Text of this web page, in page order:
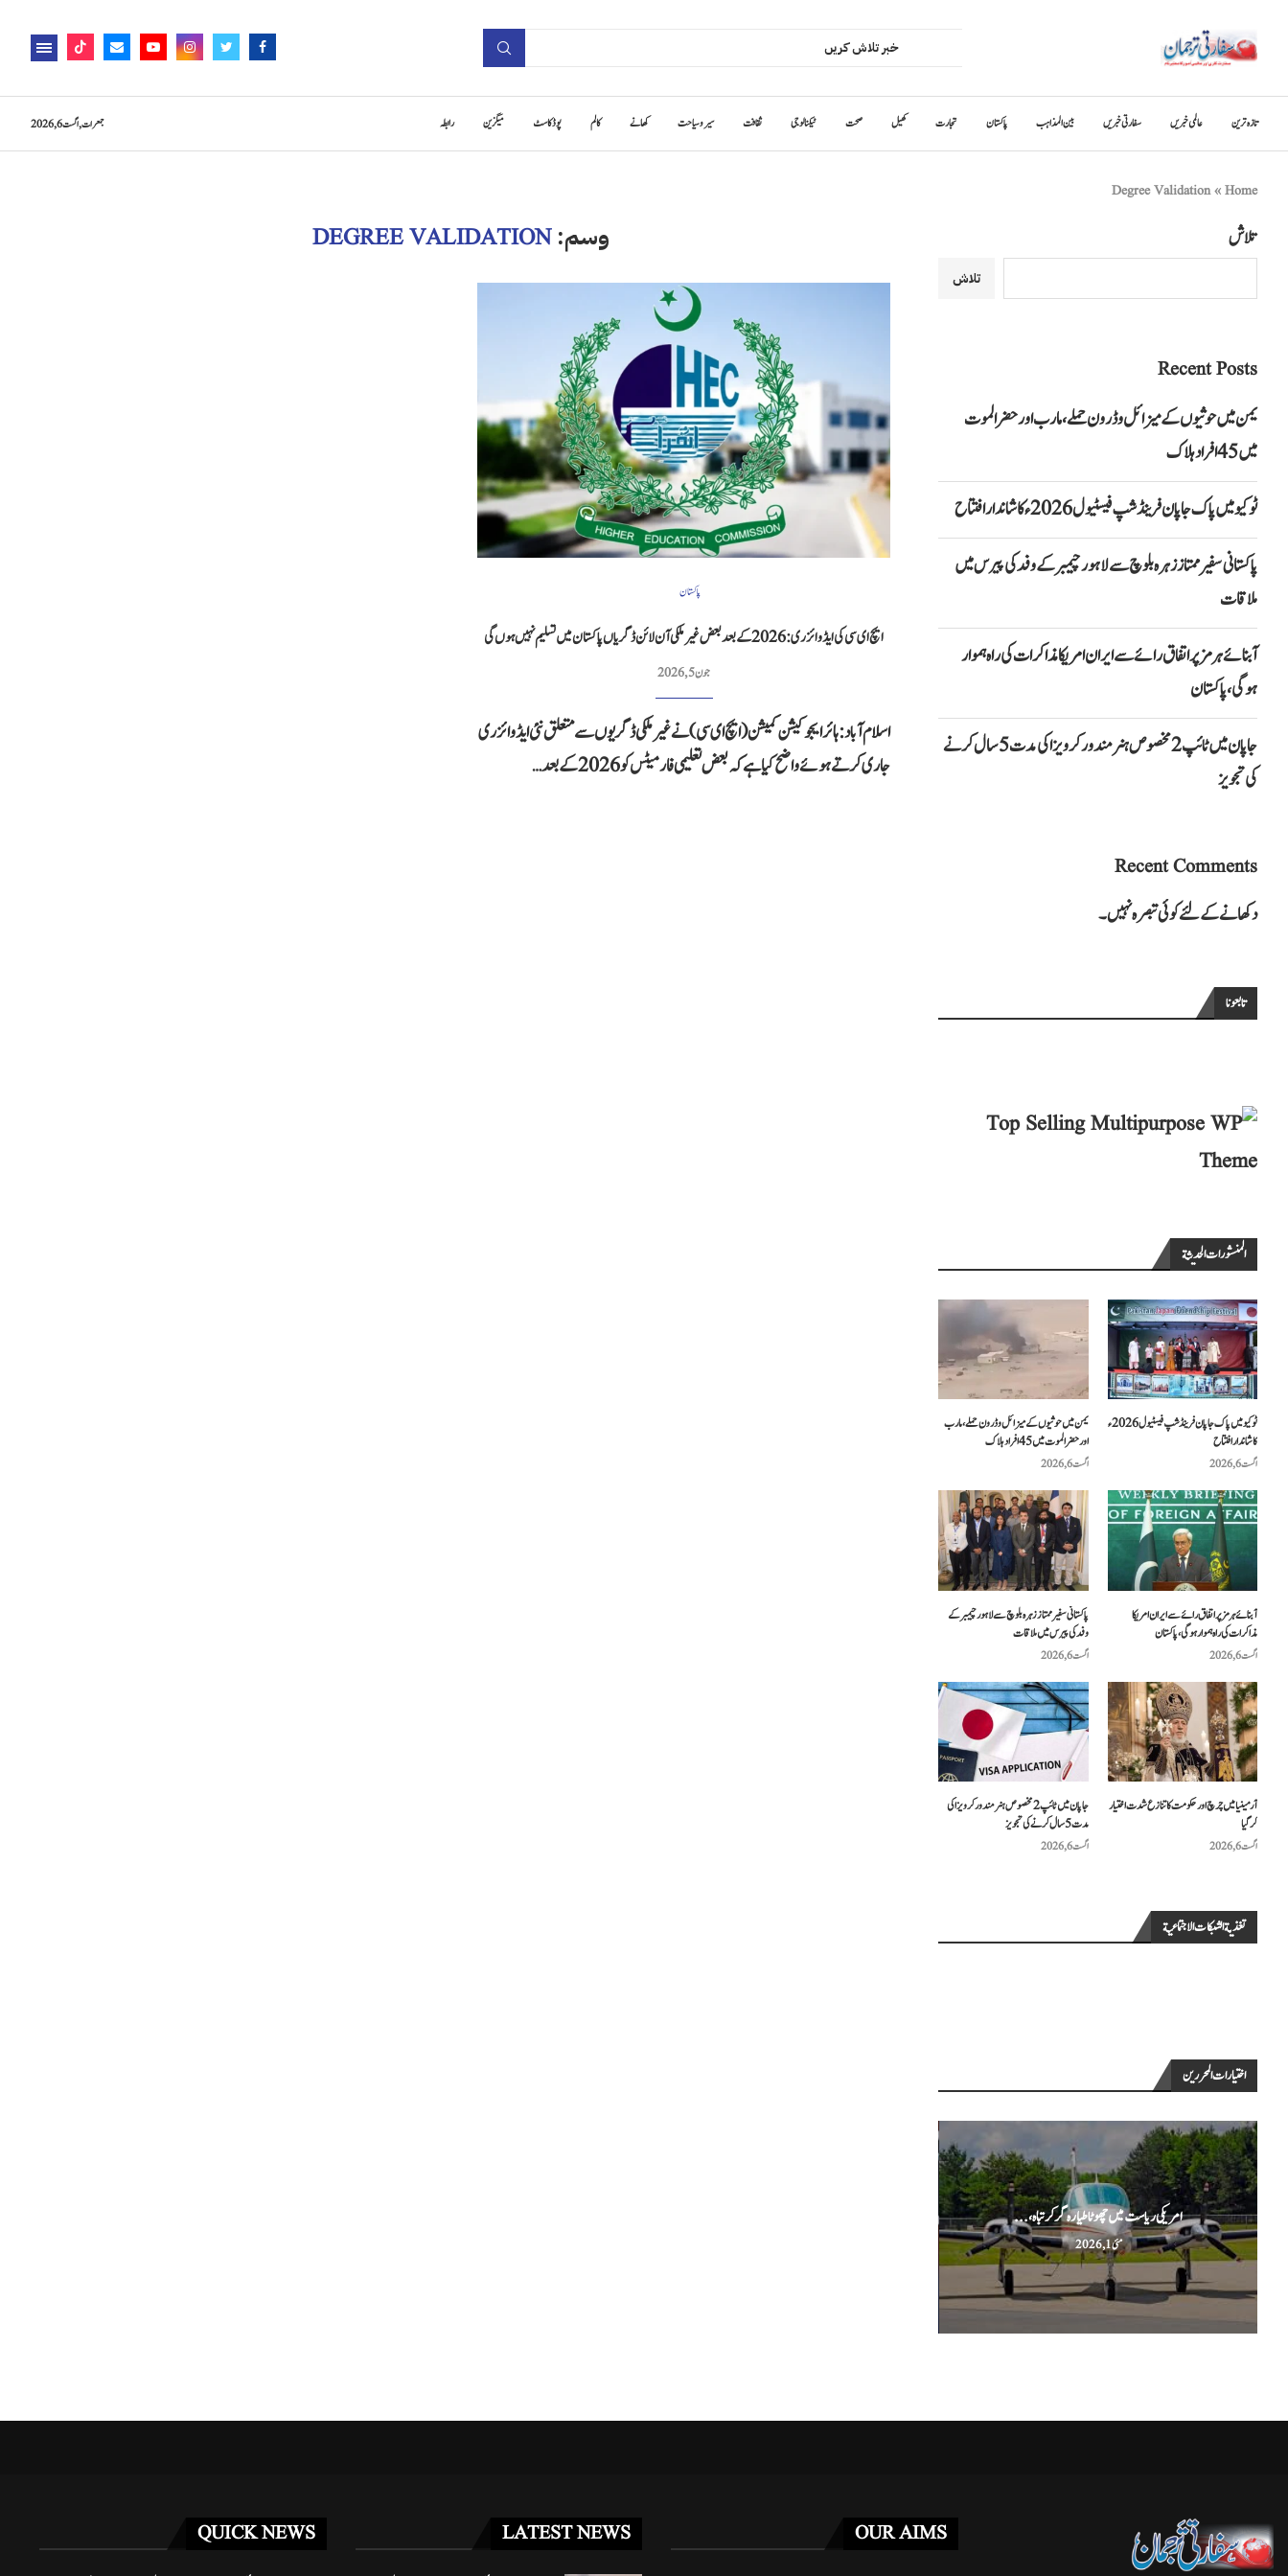
تازہ ترین عالمی خبریں سفارتی خبریں بین المذاہب پاکستان تجارت کھیل صحت ٹیکنالوجی ثقافت سیر و سیاحت کھانے کالم پوڈ کاسٹ میگزین رابطہ جمعرات, اگست 6, 2026
Home
»
Degree Validation
وسم:DEGREE VALIDATION
پاکستان
ایچ ای سی کی ایڈوائزری: 2026 کے بعد بعض غیر ملکی آن لائن ڈگریاں پاکستان میں تسلیم نہیں ہوں گی
جون 5, 2026
اسلام آباد: ہائر ایجوکیشن کمیشن (ایچ ای سی) نے غیر ملکی ڈگریوں سے متعلق نئی ایڈوائزری
جاری کرتے ہوئے واضح کیا ہے کہ بعض تعلیمی فارمیٹس کو 2026 کے بعد…
تلاش
تلاش
Recent Posts
یمن میں حوثیوں کے میزائل و ڈرون حملے، مارب اور حضرالموت
میں 45 افراد ہلاک
ٹوکیو میں پاک جاپان فرینڈشپ فیسٹیول 2026ء کا شاندار افتتاح
پاکستانی سفیر ممتاز زہرہ بلوچ سے لاہور چیمبر کے وفد کی پیرس میں
ملاقات
آبنائے ہرمز پر اتفاق رائے سے ایران امریکا مذاکرات کی راہ ہموار
ہوگی، پاکستان
جاپان میں ٹائپ 2 مخصوص ہنر مند ورکر ویزا کی مدت 5 سال کرنے
کی تجویز
Recent Comments
دکھانے کے لئے کوئی تبصرہ نہیں۔
تابعونا
المنشورات الحديثة
یمن میں حوثیوں کے میزائل و ڈرون حملے، مارب
اور حضرالموت میں 45 افراد ہلاک
اگست 6, 2026
ٹوکیو میں پاک جاپان فرینڈشپ فیسٹیول 2026ء
کا شاندار افتتاح
اگست 6, 2026
پاکستانی سفیر ممتاز زہرہ بلوچ سے لاہور چیمبر کے
وفد کی پیرس میں ملاقات
اگست 6, 2026
آبنائے ہرمز پر اتفاق رائے سے ایران امریکا
مذاکرات کی راہ ہموار ہوگی، پاکستان
اگست 6, 2026
جاپان میں ٹائپ 2 مخصوص ہنر مند ورکر ویزا کی
مدت 5 سال کرنے کی تجویز
اگست 6, 2026
آرمینیا میں چرچ اور حکومت کا تنازع شدت اختیار
کر گیا
اگست 6, 2026
تغذية الشبكات الاجتماعية
اختيارات المحررين
امریکی ریاست میں چھوٹا طیارہ گر کر تباہ،...
مئی 1, 2026
OUR AIMS
LATEST NEWS
QUICK NEWS